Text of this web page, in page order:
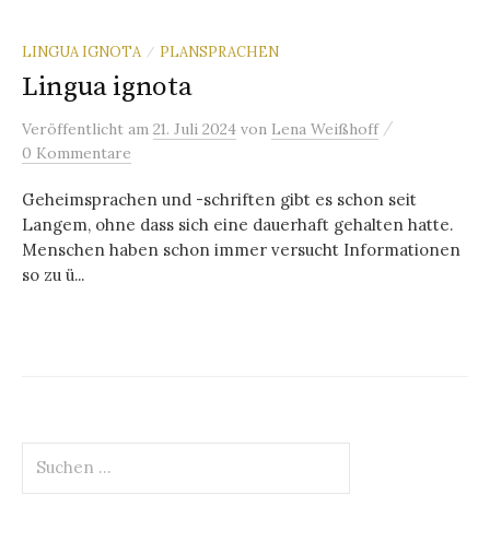
LINGUA IGNOTA / PLANSPRACHEN
Lingua ignota
Veröffentlicht am 21. Juli 2024 von Lena Weißhoff /
0 Kommentare
Geheimsprachen und -schriften gibt es schon seit
Langem, ohne dass sich eine dauerhaft gehalten hatte.
Menschen haben schon immer versucht Informationen
so zu ü...
nach: